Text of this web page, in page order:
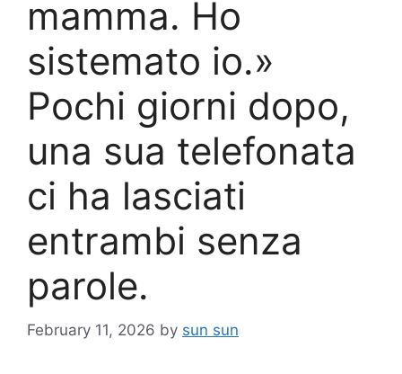
mamma. Ho
sistemato io.»
Pochi giorni dopo,
una sua telefonata
ci ha lasciati
entrambi senza
parole.
February 11, 2026 by sun sun